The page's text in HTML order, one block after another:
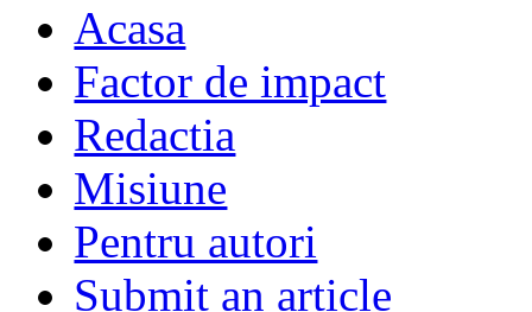
Acasa
Factor de impact
Redactia
Misiune
Pentru autori
Submit an article